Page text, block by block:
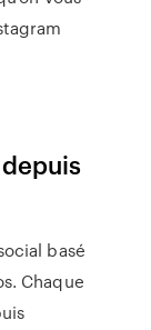
depuis
basé
Chaque